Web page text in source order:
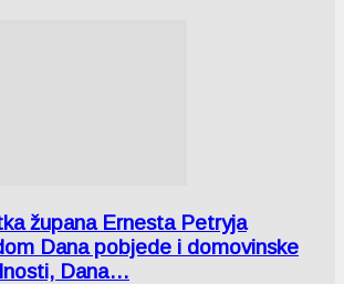
župana Ernesta Petryja
Dana pobjede i domovinske
Dana…